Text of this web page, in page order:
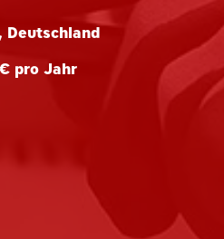
, Deutschland
pro Jahr